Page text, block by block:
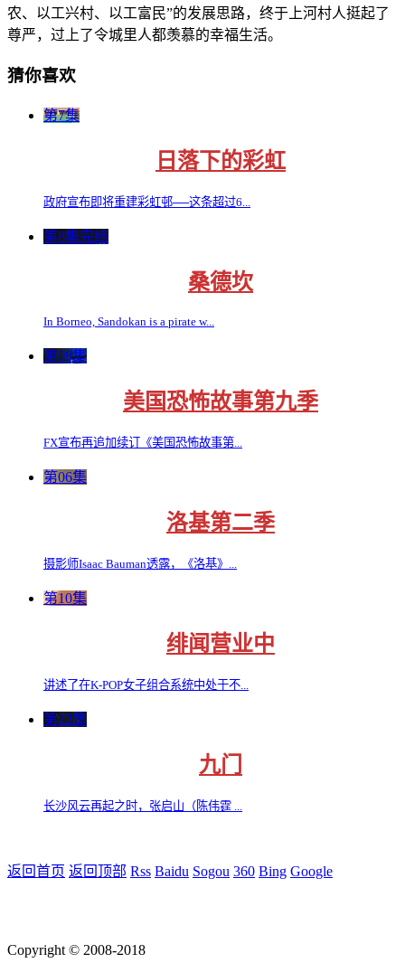
农、以工兴村、以工富民”的发展思路，终于上河村人挺起了
尊严，过上了令城里人都羡慕的幸福生活。
猜你喜欢
第7集
日落下的彩虹
政府宣布即将重建彩虹邨──这条超过6...
第8集完结
桑德坎
In Borneo, Sandokan is a pirate w...
第09集
美国恐怖故事第九季
FX宣布再追加续订《美国恐怖故事第...
第06集
洛基第二季
摄影师Isaac Bauman透露，《洛基》...
第10集
绯闻营业中
讲述了在K-POP女子组合系统中处于不...
第22集
九门
长沙风云再起之时，张启山（陈伟霆 ...
返回首页 返回顶部 Rss Baidu Sogou 360 Bing Google
Copyright © 2008-2018